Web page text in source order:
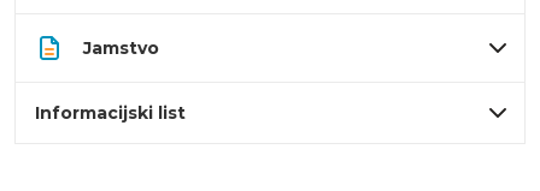
Jamstvo
Informacijski list